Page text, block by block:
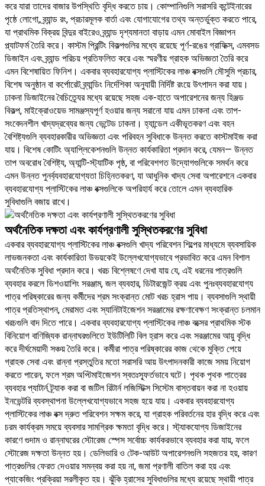
করে যারা তাদের বাজার উপস্থিতি বৃদ্ধি করতে চায়। কোম্পানিগুলি সরাসরি কন্টেইনারের
পৃষ্ঠে লোগো, ব্র্যান্ড রং, প্রচারমূলক বার্তা এবং যোগাযোগের তথ্য অন্তর্ভুক্ত করতে পারে,
যা প্রাথমিক বিক্রয় বিন্দুর বাইরেও ব্র্যান্ড দৃশ্যমানতা বাড়ায় এমন মোবাইল বিজ্ঞাপন
প্ল্যাটফর্ম তৈরি করে। কাস্টম প্রিন্টিং বিকল্পগুলির মধ্যে রয়েছে পূর্ণ-রঙের গ্রাফিক্স, এমবসড
ডিজাইন এবং ব্র্যান্ড পরিচয় প্রতিফলিত করে এবং স্মরণীয় গ্রাহক অভিজ্ঞতা তৈরি করে
এমন বিশেষায়িত ফিনিশ। একবার ব্যবহারযোগ্য প্লাস্টিকের লাঞ্চ বক্সগুলি মৌসুমি প্রচার,
বিশেষ অনুষ্ঠান বা কর্পোরেট ব্র্যান্ডিং নির্দেশিকা অনুযায়ী নির্দিষ্ট রংয়ে উৎপাদন করা যায়।
ঢাকনা ডিজাইনের বৈচিত্র্যের মধ্যে রয়েছে সহজ এক-হাতে অপারেশনের জন্য হিঞ্জড
বিকল্প, মাইক্রোওয়েভ সামঞ্জস্যপূর্ণ হওয়ার জন্য সরানো যায় এমন ঢাকনা এবং তাপ-
সংবেদনশীল খাদ্যদ্রব্যের জন্য ভেন্টেড ঢাকনা। হ্যান্ডেল একীভূতকরণ এবং বহন
বৈশিষ্ট্যগুলি ব্যবহারকারীর অভিজ্ঞতা এবং পরিবহন সুবিধাকে উন্নত করতে কাস্টমাইজ করা
যায়। বিশেষ কোটিং অ্যাপ্লিকেশনগুলি উন্নত কার্যকারিতা প্রদান করে, যেমন— উন্নত
তাপ অবরোধ বৈশিষ্ট্য, অ্যান্টি-স্ট্যাটিক পৃষ্ঠ, বা পরিবেশগত উদ্যোগগুলিকে সমর্থন করে
এমন উন্নত পুনর্ব্যবহারযোগ্যতা চিহ্নিতকরণ, যা আধুনিক খাদ্য সেবা অপারেশনে একবার
ব্যবহারযোগ্য প্লাস্টিকের লাঞ্চ বক্সগুলিকে অপরিহার্য করে তোলে এমন ব্যবহারিক
সুবিধাগুলি বজায় রাখে।
অর্থনৈতিক দক্ষতা এবং কার্যপ্রণালী সুস্থিতকরণের সুবিধা
একবার ব্যবহারযোগ্য প্লাস্টিকের লাঞ্চ বক্সগুলি খাদ্য পরিবেশন শিল্পের মাধ্যমে ব্যবসায়িক
লাভজনকতা এবং কার্যকারিতা উভয়কেই উল্লেখযোগ্যভাবে প্রভাবিত করে এমন বিশাল
অর্থনৈতিক সুবিধা প্রদান করে। খরচ বিশ্লেষণে দেখা যায় যে, এই ধরনের পাত্রগুলি
ব্যবহার করলে ডিশওয়াশিং সরঞ্জাম, জল ব্যবহার, ডিটারজেন্ট ক্রয় এবং পুনঃব্যবহারযোগ্য
পাত্র পরিষ্কারের জন্য কর্মীদের শ্রম সংক্রান্ত মোট খরচ হ্রাস পায়। ব্যবসাগুলি স্থায়ী
পাত্র প্রতিস্থাপন, মেরামত এবং স্যানিটাইজেশন সরঞ্জামের রক্ষণাবেক্ষণ সংক্রান্ত চলমান
খরচগুলি বাদ দিতে পারে। একবার ব্যবহারযোগ্য প্লাস্টিকের লাঞ্চ বক্সের প্রাথমিক স্টক
বিনিয়োগ বাণিজ্যিক রান্নাঘরগুলিতে ইউটিলিটি বিল হ্রাস করে এবং সরঞ্জামের আয়ু বৃদ্ধি
করে দীর্ঘমেয়াদী সঞ্চয় তৈরি করে। কর্মীরা পাত্র পরিষ্কারের কাজ থেকে মুক্তি পেয়ে
গ্রাহক সেবা এবং রান্না প্রস্তুতির মতো সরাসরি আয় উৎপাদনকারী কাজে সময় নিয়োগ
করতে পারেন, ফলে শ্রম অপ্টিমাইজেশন স্বতঃস্ফূর্তভাবে ঘটে। পৃথক পৃথক পাত্রের
ব্যবহার প্যাটার্ন ট্র্যাক করা বা জটিল রিটার্ন লজিস্টিক্স সিস্টেম বাস্তবায়ন করা না হওয়ায়
ইনভেন্টরি ব্যবস্থাপনা উল্লেখযোগ্যভাবে সহজ হয়ে যায়। একবার ব্যবহারযোগ্য
প্লাস্টিকের লাঞ্চ বক্স দ্রুত পরিবেশন সক্ষম করে, যা গ্রাহক পরিবর্তনের হার বৃদ্ধি করে এবং
চরম কার্যক্রম সময়ে ব্যবসার সামগ্রিক ক্ষমতা বৃদ্ধি করে। স্ট্যাকযোগ্য ডিজাইনের
কারণে গুদাম ও রান্নাঘরের স্টোরেজ স্পেস সর্বোচ্চ কার্যকরভাবে ব্যবহার করা যায়, ফলে
স্টোরেজ দক্ষতা উন্নত হয়। ডেলিভারি ও টেক-আউট অপারেশনগুলি সহজতর হয়, কারণ
পাত্রগুলির ফেরত দেওয়ার সমন্বয় করা হয় না, জমা প্রণালী বাতিল করা হয় এবং
প্যাকেজিং প্রক্রিয়া সরলীকৃত হয়। ঝুঁকি হ্রাসের সুবিধাগুলির মধ্যে রয়েছে স্থায়ী পাত্র